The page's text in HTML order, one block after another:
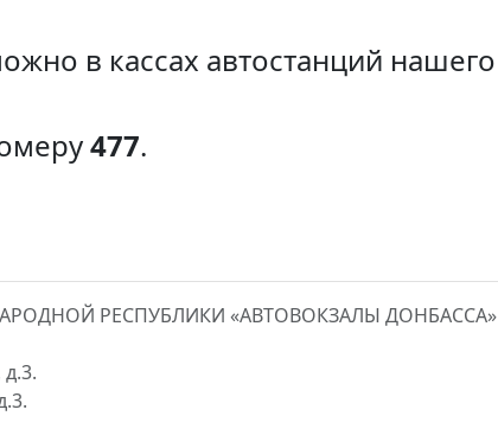
в кассах автостанций нашего
477.
РЕСПУБЛИКИ «АВТОВОКЗАЛЫ ДОНБАССА»